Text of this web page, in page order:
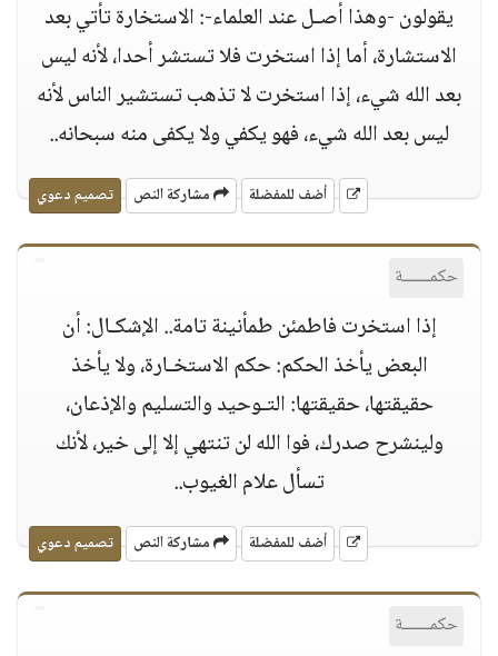
يقولون -وهذا أصـل عند العلماء-: الاستخارة تأتي بعد
الاستشارة، أما إذا استخرت فلا تستشر أحدا، لأنه ليس
بعد الله شيء، إذا استخرت لا تذهب تستشير الناس لأنه
ليس بعد الله شيء، فهو يكفي ولا يكفى منه سبحانه..
أضف للمفضلة مشاركة النص تصميم دعوي
حكمــــــة
إذا استخرت فاطمئن طمأنينة تامة.. الإشكـال: أن
البعض يأخذ الحكم: حكم الاستخـارة، ولا يأخذ
حقيقتها، حقيقتها: التـوحيد والتسليم والإذعان،
ولينشرح صدرك، فوا الله لن تنتهي إلا إلى خير، لأنك
تسأل علام الغيوب..
أضف للمفضلة مشاركة النص تصميم دعوي
حكمــــــة